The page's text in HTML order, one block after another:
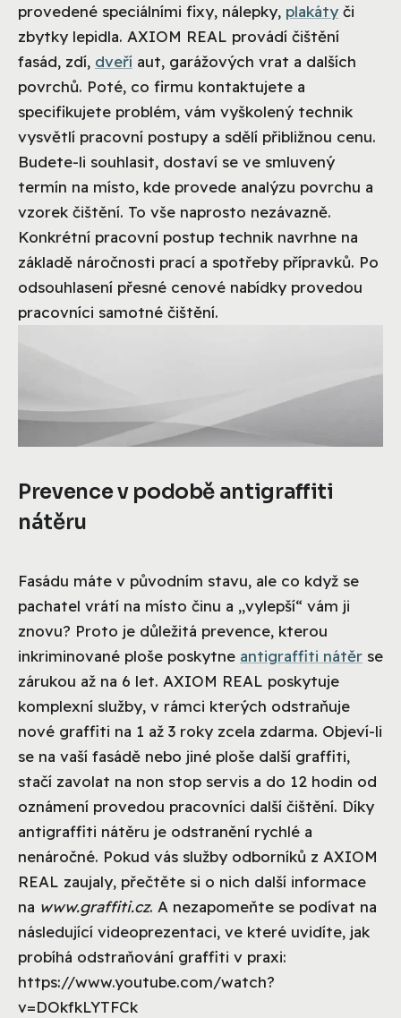
provedené speciálními fixy, nálepky, plakáty či
zbytky lepidla. AXIOM REAL provádí čištění
fasád, zdí, dveří aut, garážových vrat a dalších
povrchů. Poté, co firmu kontaktujete a
specifikujete problém, vám vyškolený technik
vysvětlí pracovní postupy a sdělí přibližnou cenu.
Budete-li souhlasit, dostaví se ve smluvený
termín na místo, kde provede analýzu povrchu a
vzorek čištění. To vše naprosto nezávazně.
Konkrétní pracovní postup technik navrhne na
základě náročnosti prací a spotřeby přípravků. Po
odsouhlasení přesné cenové nabídky provedou
pracovníci samotné čištění.
Prevence v podobě antigraffiti
nátěru
Fasádu máte v původním stavu, ale co když se
pachatel vrátí na místo činu a „vylepší“ vám ji
znovu? Proto je důležitá prevence, kterou
inkriminované ploše poskytne antigraffiti nátěr se
zárukou až na 6 let. AXIOM REAL poskytuje
komplexní služby, v rámci kterých odstraňuje
nové graffiti na 1 až 3 roky zcela zdarma. Objeví-li
se na vaší fasádě nebo jiné ploše další graffiti,
stačí zavolat na non stop servis a do 12 hodin od
oznámení provedou pracovníci další čištění. Díky
antigraffiti nátěru je odstranění rychlé a
nenáročné. Pokud vás služby odborníků z AXIOM
REAL zaujaly, přečtěte si o nich další informace
na www.graffiti.cz. A nezapomeňte se podívat na
následující videoprezentaci, ve které uvidíte, jak
probíhá odstraňování graffiti v praxi:
https://www.youtube.com/watch?
v=DOkfkLYTFCk